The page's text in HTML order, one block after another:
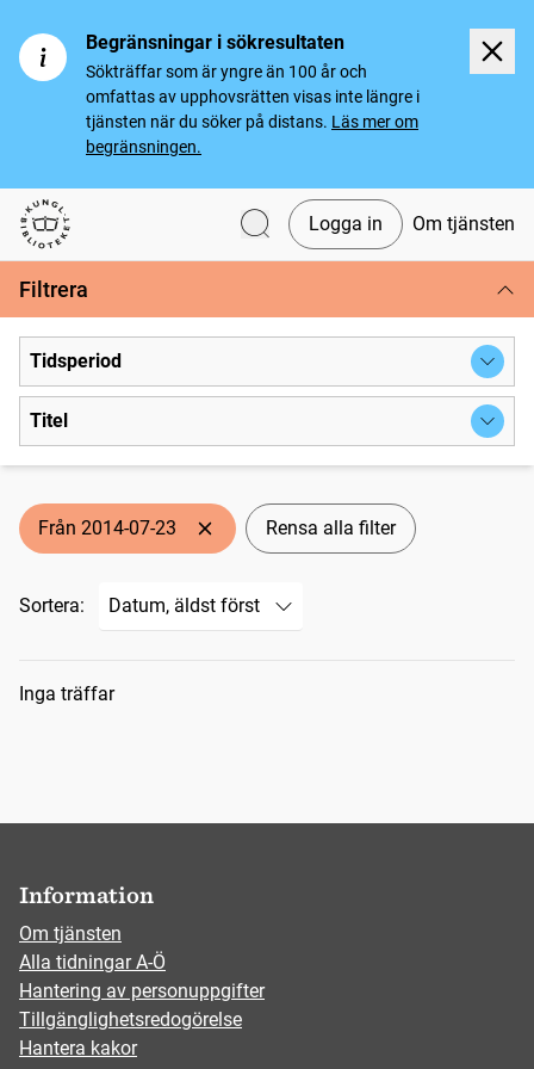
Begränsningar i sökresultaten
Sökträffar som är yngre än 100 år och
omfattas av upphovsrätten visas inte längre i
tjänsten när du söker på distans. Läs mer om
begränsningen.
Svenska tidningar
Logga in Om tjänsten
Filtrera
Tidsperiod
Titel
Från 2014-07-23 Rensa alla filter
Sortera:
Sökresultat
Inga träffar
Information
Om tjänsten
Alla tidningar A-Ö
Hantering av personuppgifter
Tillgänglighetsredogörelse
Hantera kakor